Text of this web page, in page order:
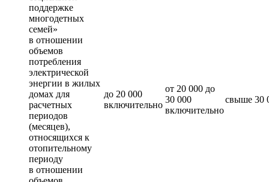
поддержке
многодетных
семей»
в отношении
объемов
потребления
электрической
энергии в жилых
домах для
расчетных
периодов
(месяцев),
до 20 000
включительно
от 20 000 до
30 000
включительно
свыше 30
относящихся к
отопительному
периоду
в отношении